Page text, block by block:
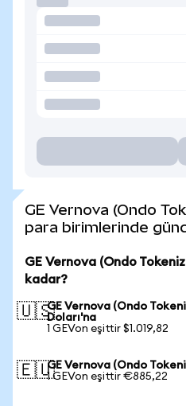
GE Vernova (Ondo
para birimlerinde
GE Vernova (Ondo
kadar?
🇺🇸GE Vernova (Ondo
Doları'na
1 GEVon eşittir $1.019,82
🇪🇺GE Vernova (Ondo
1 GEVon eşittir €885,22